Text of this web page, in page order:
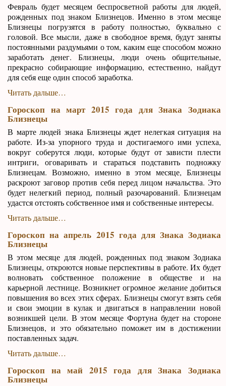
Февраль будет месяцем беспросветной работы для людей,
рожденных под знаком Близнецов. Именно в этом месяце
Близнецы погрузятся в работу полностью, буквально с
головой. Все мысли, даже в свободное время, будут заняты
постоянными раздумьями о том, каким еще способом можно
заработать денег. Близнецы, люди очень общительные,
прекрасно собирающие информацию, естественно, найдут
для себя еще один способ заработка.
Читать дальше…
Гороскоп на март 2015 года для Знака Зодиака
Близнецы
В марте людей знака Близнецы ждет нелегкая ситуация на
работе. Из-за упорного труда и достигаемого ими успеха,
вокруг соберутся люди, которые будут от зависти плести
интриги, оговаривать и стараться подставить подножку
Близнецам. Возможно, именно в этом месяце, Близнецы
раскроют заговор против себя перед лицом начальства. Это
будет нелегкий период, полный разочарований. Близнецам
удастся отстоять собственное имя и собственные интересы.
Читать дальше…
Гороскоп на апрель 2015 года для Знака Зодиака
Близнецы
В этом месяце для людей, рожденных под знаком Зодиака
Близнецы, откроются новые перспективы в работе. Их будет
волновать собственное положение в обществе и на
карьерной лестнице. Возникнет огромное желание добиться
повышения во всех этих сферах. Близнецы смогут взять себя
и свои эмоции в кулак и двигаться в направлении новой
возникшей цели. В этом месяце Фортуна будет на стороне
Близнецов, и это обязательно поможет им в достижении
поставленных задач.
Читать дальше…
Гороскоп на май 2015 года для Знака Зодиака
Близнецы